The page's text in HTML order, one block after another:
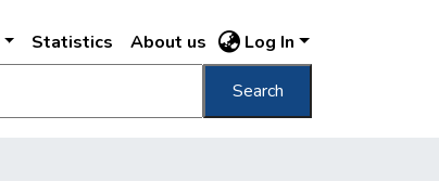
Statistics About us Log In
Search